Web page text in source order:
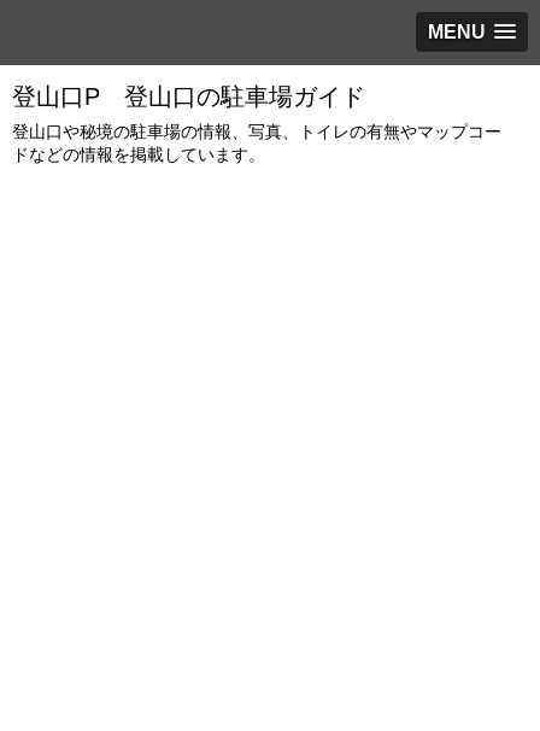
MENU
登山口P 登山口の駐車場ガイド
登山口や秘境の駐車場の情報、写真、トイレの有無やマップコー
ドなどの情報を掲載しています。